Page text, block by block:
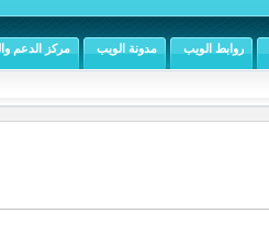
روابط الويب مدونة الويب مركز الدعم